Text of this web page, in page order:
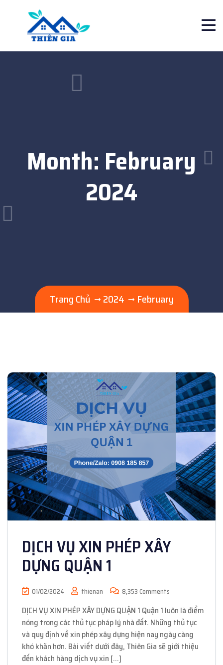
Month: February
2024
Trang Chủ 2024 February
DỊCH VỤ XIN PHÉP XÂY
DỰNG QUẬN 1
01/02/2024 thienan 8,353 Comments
DỊCH VỤ XIN PHÉP XÂY DỰNG QUẬN 1 Quận 1 luôn là điểm
nóng trong các thủ tục pháp lý nhà đất. Những thủ tục
và quy định về xin phép xây dựng hiện nay ngày càng
khó khăn hơn. Bài viết dưới đây, Thiên Gia sẽ giới thiệu
đến khách hàng dịch vụ xin […]